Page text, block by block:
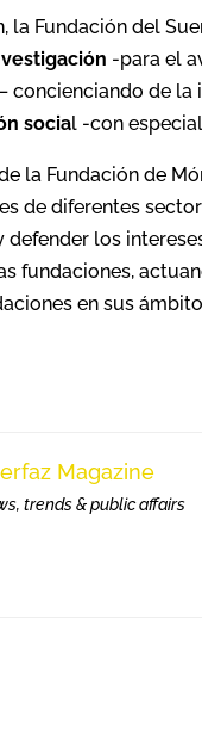
la Fundación del
-para el
– concienciando de la
social -con
la Fundación de
de diferentes
defender los
fundaciones,
en sus
Magazine
trends & public affairs